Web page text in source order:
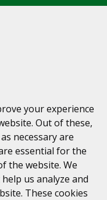
your experience
Out of these,
necessary are
essential for the
the website. We
us analyze and
These cookies